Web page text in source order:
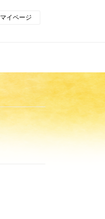
マイページ